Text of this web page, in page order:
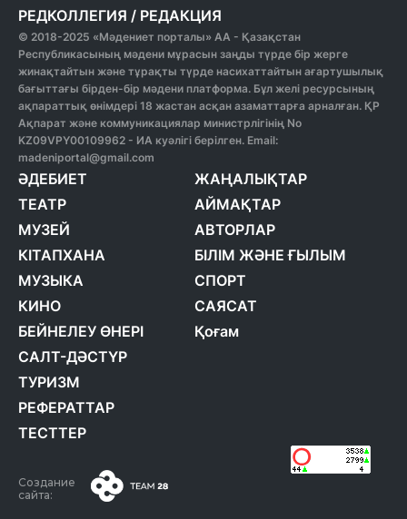
РЕДКОЛЛЕГИЯ / РЕДАКЦИЯ
© 2018-2025 «Мәдениет порталы» АА - Қазақстан
Республикасының мәдени мұрасын заңды түрде бір жерге
жинақтайтын және тұрақты түрде насихаттайтын ағартушылық
бағыттағы бірден-бір мәдени платформа. Бұл желі ресурсының
ақпараттық өнімдері 18 жастан асқан азаматтарға арналған. ҚР
Ақпарат және коммуникациялар министрлігінің No
KZ09VPY00109962 - ИА куәлігі берілген. Email:
madeniportal@gmail.com
ӘДЕБИЕТ
ТЕАТР
МУЗЕЙ
КІТАПХАНА
МУЗЫКА
КИНО
БЕЙНЕЛЕУ ӨНЕРІ
САЛТ-ДӘСТҮР
ТУРИЗМ
РЕФЕРАТТАР
ТЕСТТЕР
ЖАҢАЛЫҚТАР
АЙМАҚТАР
АВТОРЛАР
БІЛІМ ЖӘНЕ ҒЫЛЫМ
СПОРТ
САЯСАТ
Қоғам
Создание
сайта: